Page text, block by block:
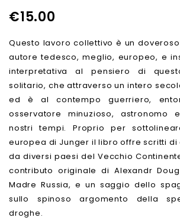
€15.00
Questo lavoro collettivo è un
autore tedesco, meglio, europeo, e
interpretativa al pensiero di
solitario, che attraverso un intero
ed è al contempo guerriero,
osservatore minuzioso, astronomo
nostri tempi. Proprio per
europea di Junger il libro offre scritti
da diversi paesi del Vecchio
contributo originale di Alexandr
Madre Russia, e un saggio dello
sullo spinoso argomento della
droghe.